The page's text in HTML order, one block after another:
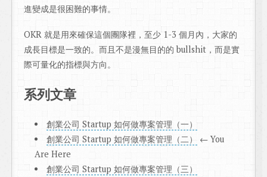
進變成是很困難的事情。
OKR 就是用來確保這個團隊裡，至少 1-3 個月內，大家的
成長目標是一致的。而且不是漫無目的的 bullshit，而是實
際可量化的指標與方向。
系列文章
創業公司 Startup 如何做專案管理（一）
創業公司 Startup 如何做專案管理（二）
← You
Are Here
創業公司 Startup 如何做專案管理（三）